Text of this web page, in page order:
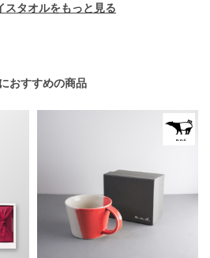
スタオルをもっと見る
おすすめの商品